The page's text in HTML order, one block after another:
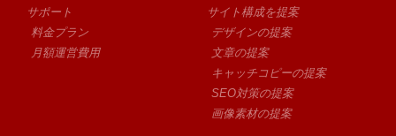
サポート
料金プラン
月額運営費用
サイト構成を提案
デザインの提案
文章の提案
キャッチコピーの提案
SEO対策の提案
画像素材の提案